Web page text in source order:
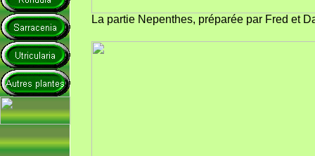
La partie Nepenthes, préparée par Fred et